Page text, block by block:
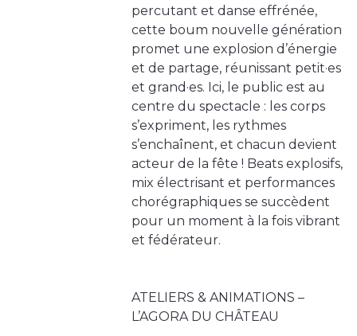
percutant et danse effrénée,
cette boum nouvelle génération
promet une explosion d’énergie
et de partage, réunissant petit·es
et grand·es. Ici, le public est au
centre du spectacle : les corps
s’expriment, les rythmes
s’enchaînent, et chacun devient
acteur de la fête ! Beats explosifs,
mix électrisant et performances
chorégraphiques se succèdent
pour un moment à la fois vibrant
et fédérateur.
ATELIERS & ANIMATIONS –
L’AGORA DU CHÂTEAU